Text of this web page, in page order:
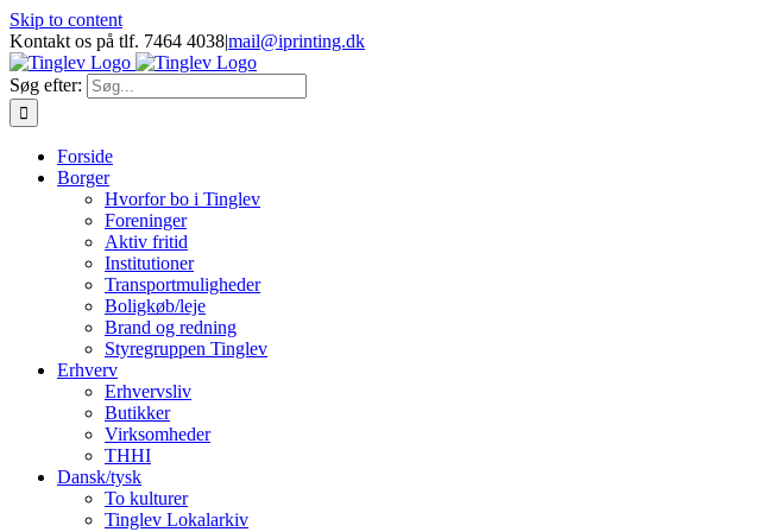
Skip to content
Kontakt os på tlf. 7464 4038|mail@iprinting.dk
Søg efter:
Forside
Borger
Hvorfor bo i Tinglev
Foreninger
Aktiv fritid
Institutioner
Transportmuligheder
Boligkøb/leje
Brand og redning
Styregruppen Tinglev
Erhverv
Erhvervsliv
Butikker
Virksomheder
THHI
Dansk/tysk
To kulturer
Tinglev Lokalarkiv